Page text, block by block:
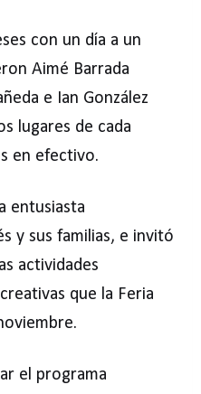
con un día a un
Aimé Barrada
e Ian González
lugares de cada
en efectivo.
entusiasta
y sus familias, e invitó
actividades
que la Feria
el programa